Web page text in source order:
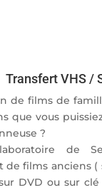
Transfert VHS /
de films de
que vous
?
de
de films anciens (
DVD ou sur